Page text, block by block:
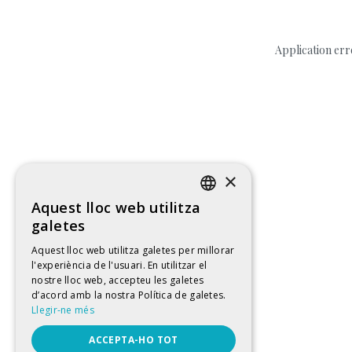
Application
ENGLISH
FRENCH
×
Aquest lloc web utilitza
galetes
Aquest lloc web utilitza galetes per millorar
l'experiència de l'usuari. En utilitzar el
nostre lloc web, accepteu les galetes
d’acord amb la nostra Política de galetes.
Llegir-ne més
ACCEPTA-HO TOT